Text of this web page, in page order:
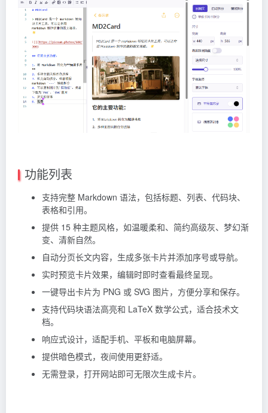
功能列表
支持完整 Markdown 语法，包括标题、列表、代码块、
表格和引用。
提供 15 种主题风格，如温暖柔和、简约高级灰、梦幻渐
变、清新自然。
自动分页长文内容，生成多张卡片并添加序号或导航。
实时预览卡片效果，编辑时即时查看最终呈现。
一键导出卡片为 PNG 或 SVG 图片，方便分享和保存。
支持代码块语法高亮和 LaTeX 数学公式，适合技术文
档。
响应式设计，适配手机、平板和电脑屏幕。
提供暗色模式，夜间使用更舒适。
无需登录，打开网站即可无限次生成卡片。